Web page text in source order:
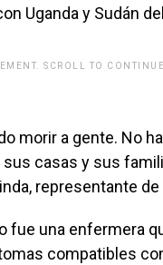
Uganda y Sudán
SCROLL TO
morir a gente. No
casas y sus
representante
fue una enfermera
compatibles